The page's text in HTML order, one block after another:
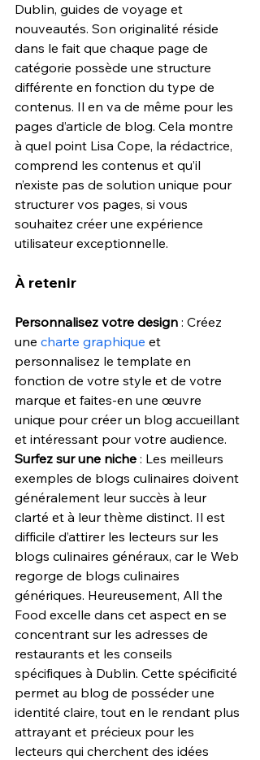
Dublin, guides de voyage et
nouveautés. Son originalité réside
dans le fait que chaque page de
catégorie possède une structure
différente en fonction du type de
contenus. Il en va de même pour les
pages d’article de blog. Cela montre
à quel point Lisa Cope, la rédactrice,
comprend les contenus et qu’il
n’existe pas de solution unique pour
structurer vos pages, si vous
souhaitez créer une expérience
utilisateur exceptionnelle.
À retenir
Personnalisez votre design : Créez
une charte graphique et
personnalisez le template en
fonction de votre style et de votre
marque et faites-en une œuvre
unique pour créer un blog accueillant
et intéressant pour votre audience.
Surfez sur une niche : Les meilleurs
exemples de blogs culinaires doivent
généralement leur succès à leur
clarté et à leur thème distinct. Il est
difficile d’attirer les lecteurs sur les
blogs culinaires généraux, car le Web
regorge de blogs culinaires
génériques. Heureusement, All the
Food excelle dans cet aspect en se
concentrant sur les adresses de
restaurants et les conseils
spécifiques à Dublin. Cette spécificité
permet au blog de posséder une
identité claire, tout en le rendant plus
attrayant et précieux pour les
lecteurs qui cherchent des idées